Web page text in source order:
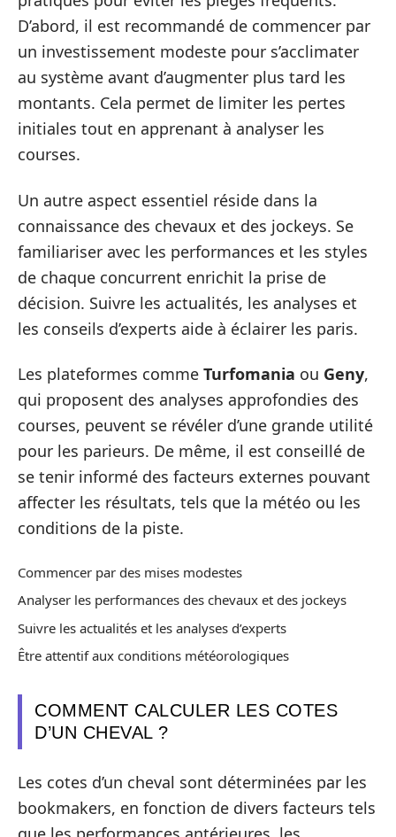
D’abord, il est recommandé de commencer par
un investissement modeste pour s’acclimater
au système avant d’augmenter plus tard les
montants. Cela permet de limiter les pertes
initiales tout en apprenant à analyser les
courses.
Un autre aspect essentiel réside dans la
connaissance des chevaux et des jockeys. Se
familiariser avec les performances et les styles
de chaque concurrent enrichit la prise de
décision. Suivre les actualités, les analyses et
les conseils d’experts aide à éclairer les paris.
Les plateformes comme Turfomania ou Geny,
qui proposent des analyses approfondies des
courses, peuvent se révéler d’une grande utilité
pour les parieurs. De même, il est conseillé de
se tenir informé des facteurs externes pouvant
affecter les résultats, tels que la météo ou les
conditions de la piste.
Commencer par des mises modestes
Analyser les performances des chevaux et des jockeys
Suivre les actualités et les analyses d’experts
Être attentif aux conditions météorologiques
COMMENT CALCULER LES COTES
D’UN CHEVAL ?
Les cotes d’un cheval sont déterminées par les
bookmakers, en fonction de divers facteurs tels